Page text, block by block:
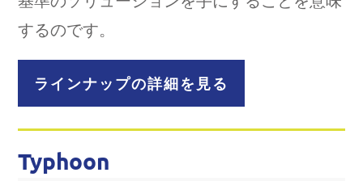
するのです。
ラインナップの詳細を見る
Typhoon